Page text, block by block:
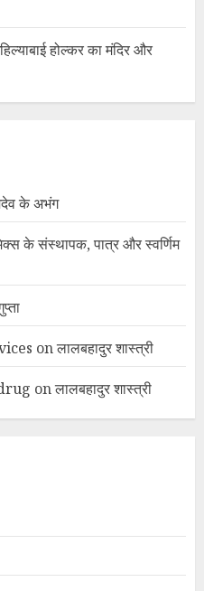
होल्कर का मंदिर और
के अभंग
के संस्थापक, पात्र और स्वर्णिम
onलालबहादुर शास्त्री
onलालबहादुर शास्त्री